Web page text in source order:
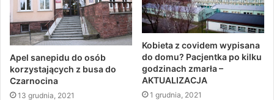
Apel sanepidu do osób
korzystających z busa do
Czarnocina
13 grudnia, 2021
Kobieta z covidem wypisana
do domu? Pacjentka po kilku
godzinach zmarła –
AKTUALIZACJA
1 grudnia, 2021